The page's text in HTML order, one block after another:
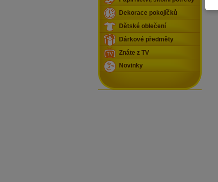
Dekorace pokojíčků
Dětské oblečení
Dárkové předměty
Znáte z TV
Novinky